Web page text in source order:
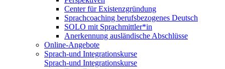
Center für Existenzgründung
Sprachcoaching berufsbezogenes Deutsch
SOLO mit Sprachmittler*in
Anerkennung ausländische Abschlüsse
Online-Angebote
Sprach-und Integrationskurse
Sprach-und Integrationskurse